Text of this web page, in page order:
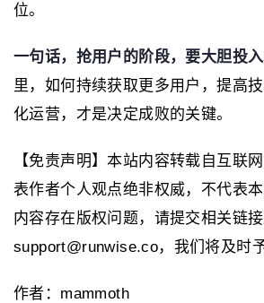
位。
一句话，抢用户的阶段，要大胆投入
里，如何持续获取更多用户，提高
化运营，才是决定成败的关键。
【免责声明】本站内容转载自互联
表作者个人观点绝非权威，不代表
内容存在版权问题，请提交相关链接
support@runwise.co，我们将及时
作者：mammoth